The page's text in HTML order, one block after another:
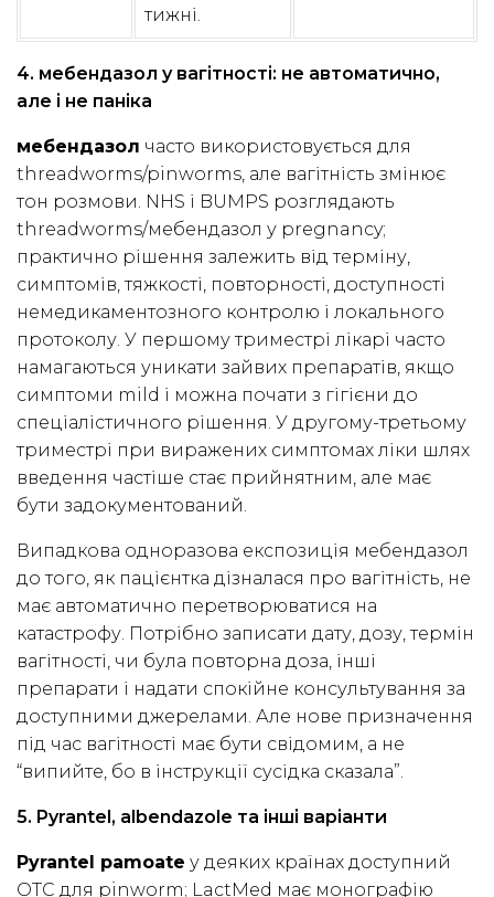
тижні.
4. мебендазол у вагітності: не автоматично,
але і не паніка
мебендазол часто використовується для
threadworms/pinworms, але вагітність змінює
тон розмови. NHS і BUMPS розглядають
threadworms/мебендазол у pregnancy;
практично рішення залежить від терміну,
симптомів, тяжкості, повторності, доступності
немедикаментозного контролю і локального
протоколу. У першому триместрі лікарі часто
намагаються уникати зайвих препаратів, якщо
симптоми mild і можна почати з гігієни до
спеціалістичного рішення. У другому-третьому
триместрі при виражених симптомах ліки шлях
введення частіше стає прийнятним, але має
бути задокументований.
Випадкова одноразова експозиція мебендазол
до того, як пацієнтка дізналася про вагітність, не
має автоматично перетворюватися на
катастрофу. Потрібно записати дату, дозу, термін
вагітності, чи була повторна доза, інші
препарати і надати спокійне консультування за
доступними джерелами. Але нове призначення
під час вагітності має бути свідомим, а не
“випийте, бо в інструкції сусідка сказала”.
5. Pyrantel, albendazole та інші варіанти
Pyrantel pamoate у деяких країнах доступний
OTC для pinworm; LactMed має монографію